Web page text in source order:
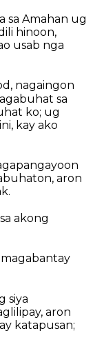
sa Amahan ug
hinoon,
usab nga
nagaingon
sa
ko; ug
kay ako
aron
akong
siya
aron
katapusan;